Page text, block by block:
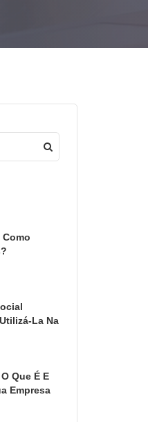
La Na
Que É E
Empresa